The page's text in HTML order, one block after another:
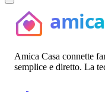
Amica Casa connette
semplice e diretto. La